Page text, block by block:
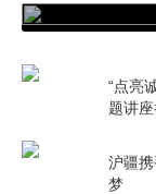
“点亮
题讲
沪疆
梦